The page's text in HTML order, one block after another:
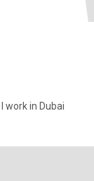
work in Dubai